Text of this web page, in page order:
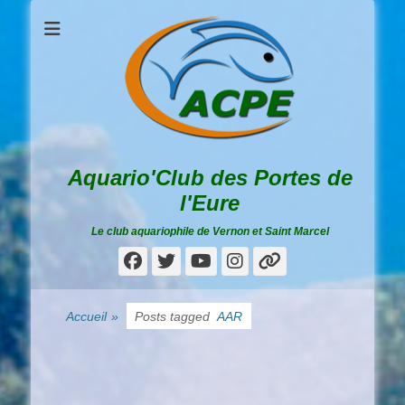
Aquario'Club des Portes de
l'Eure
Le club aquariophile de Vernon et Saint Marcel
Facebook
Twitter
YouTube
Instagram
Accueil » Posts tagged AAR